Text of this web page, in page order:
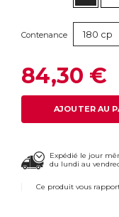
Contenance 180 cp
84,30 €
AJOUTER AU
Expédié le jour
du lundi au
Ce produit vous